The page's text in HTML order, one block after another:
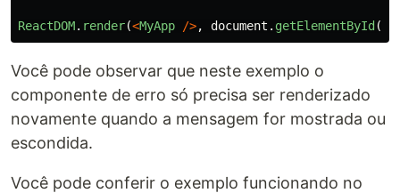
ReactDOM. render(<MyApp />, document . getElementById (
Você pode observar que neste exemplo o
componente de erro só precisa ser renderizado
novamente quando a mensagem for mostrada ou
escondida.
Você pode conferir o exemplo funcionando no